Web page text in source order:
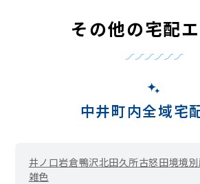
その他の宅配
中井町内全域宅
井ノ口岩倉鴨沢北田久所古怒田境境
雑色